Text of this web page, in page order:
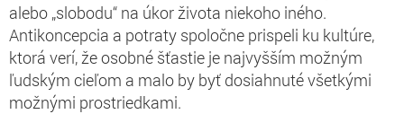
alebo „slobodu“ na úkor života niekoho iného.
Antikoncepcia a potraty spoločne prispeli ku kultúre,
ktorá verí, že osobné šťastie je najvyšším možným
ľudským cieľom a malo by byť dosiahnuté všetkými
možnými prostriedkami.